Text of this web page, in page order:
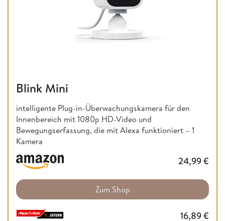
Blink Mini
intelligente Plug-in-Überwachungskamera für den
Innenbereich mit 1080p HD-Video und
Bewegungserfassung, die mit Alexa funktioniert – 1
Kamera
24,99€
Zum Shop
16,89€